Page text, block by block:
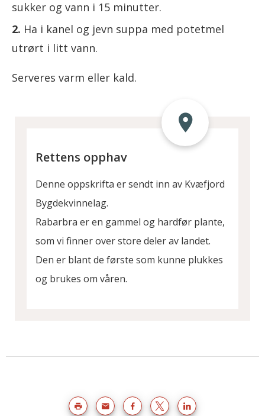
sukker og vann i 15 minutter.
Ha i kanel og jevn suppa med potetmel
utrørt i litt vann.
Serveres varm eller kald.
Rettens opphav
Denne oppskrifta er sendt inn av Kvæfjord
Bygdekvinnelag.
Rabarbra er en gammel og hardfør plante,
som vi finner over store deler av landet.
Den er blant de første som kunne plukkes
og brukes om våren.